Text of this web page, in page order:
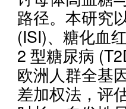
路径。本研究
(ISI)、糖化血
2 型糖尿病
欧洲人群全基
差加权法，评